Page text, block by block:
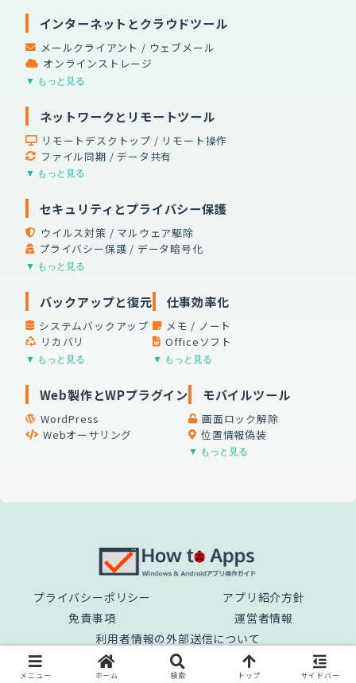
インターネットとクラウドツール
メールクライアント / ウェブメール
オンラインストレージ
▼ もっと見る
ネットワークとリモートツール
リモートデスクトップ / リモート操作
ファイル同期 / データ共有
▼ もっと見る
セキュリティとプライバシー保護
ウイルス対策 / マルウェア駆除
プライバシー保護 / データ暗号化
▼ もっと見る
バックアップと復元
システムバックアップ
リカバリ
▼ もっと見る
仕事効率化
メモ / ノート
Officeソフト
▼ もっと見る
Web製作とWPプラグイン
WordPress
Webオーサリング
モバイルツール
画面ロック解除
位置情報偽装
▼ もっと見る
プライバシーポリシー
アプリ紹介方針
免責事項
運営者情報
利用者情報の外部送信について
© 2025 How to Apps.
メニュー ホーム 検索 トップ サイドバー